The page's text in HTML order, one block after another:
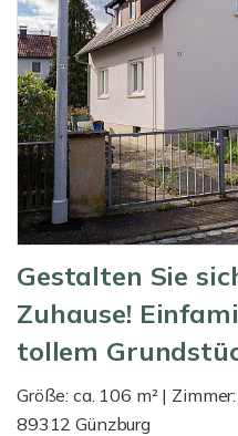
Gestalten Sie
Zuhause!
tollem
Größe: ca. 106 m² |
89312 Günzburg